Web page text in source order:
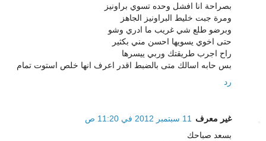
بصراحة انا افشل وحده تسوي براونيز
ومرة جبت خليط البراونيز الجاهز
وبرضو طلع شي غريب ما ادري وشو
حتى اخوي يسويها احسن مني بكثير
راح اجرب طريقتك وربي ييسرها
بس حابه اسالك متى بالضبط اقدر اعرف انها خلص استوت تمام
رد
غير معرف
11 سبتمبر 2012 في 11:20 ص
بسعد صباحك